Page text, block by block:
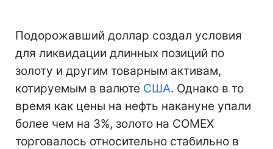
Подорожавший доллар создал условия
для ликвидации длинных позиций по
золоту и другим товарным активам,
котируемым в валюте США. Однако в то
время как цены на нефть накануне упали
более чем на 3%, золото на COMEX
торговалось относительно стабильно в